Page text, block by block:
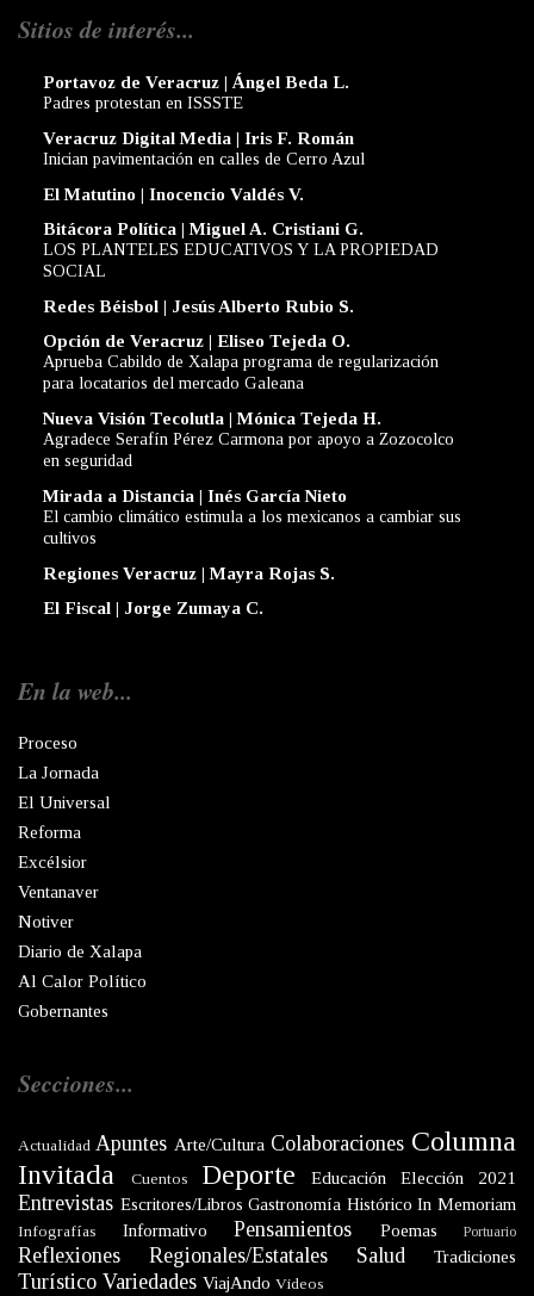
Sitios de interés...
Portavoz de Veracruz | Ángel Beda L.
Padres protestan en ISSSTE
Veracruz Digital Media | Iris F. Román
Inician pavimentación en calles de Cerro Azul
El Matutino | Inocencio Valdés V.
Bitácora Política | Miguel A. Cristiani G.
LOS PLANTELES EDUCATIVOS Y LA PROPIEDAD
SOCIAL
Redes Béisbol | Jesús Alberto Rubio S.
Opción de Veracruz | Eliseo Tejeda O.
Aprueba Cabildo de Xalapa programa de regularización
para locatarios del mercado Galeana
Nueva Visión Tecolutla | Mónica Tejeda H.
Agradece Serafín Pérez Carmona por apoyo a Zozocolco
en seguridad
Mirada a Distancia | Inés García Nieto
El cambio climático estimula a los mexicanos a cambiar sus
cultivos
Regiones Veracruz | Mayra Rojas S.
El Fiscal | Jorge Zumaya C.
En la web...
Proceso
La Jornada
El Universal
Reforma
Excélsior
Ventanaver
Notiver
Diario de Xalapa
Al Calor Político
Gobernantes
Secciones...
Actualidad Apuntes Arte/Cultura Colaboraciones Columna
Invitada
Cuentos Deporte Educación Elección 2021
Entrevistas Escritores/Libros Gastronomía Histórico In Memoriam
Infografías Informativo Pensamientos Poemas Portuario
Reflexiones Regionales/Estatales Salud Tradiciones
Turístico Variedades ViajAndo Videos